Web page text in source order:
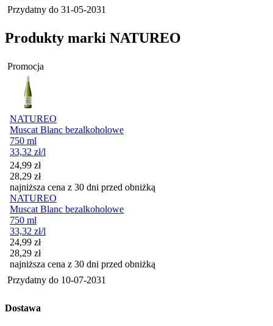
Przydatny do 31-05-2031
Produkty marki NATUREO
Promocja
NATUREO
Muscat Blanc bezalkoholowe
750 ml
33,32 zł/l
Cena promocyjna
24,99 zł
28,29 zł
najniższa cena z 30 dni przed obniżką
NATUREO
Muscat Blanc bezalkoholowe
750 ml
33,32 zł/l
Cena promocyjna
24,99 zł
28,29 zł
najniższa cena z 30 dni przed obniżką
Przydatny do 10-07-2031
Dostawa